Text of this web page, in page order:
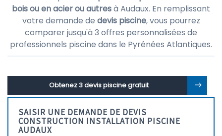
bois ou en acier ou autresà Audaux. En remplissant
votre demande de devis piscine, vous pourrez
comparer jusqu'à 3 offres personnalisées de
professionnels piscine dans le Pyrénées Atlantiques.
Obtenez 3 devis piscine gratuit
SAISIR UNE DEMANDE DE DEVIS
CONSTRUCTION INSTALLATION PISCINE
AUDAUX